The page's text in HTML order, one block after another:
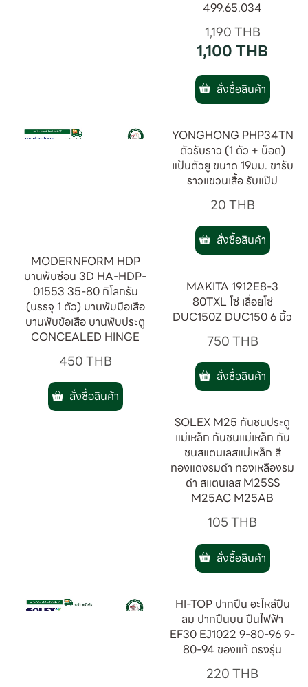
499.65.034
1,190THB
1,100THB
สั่งซื้อสินค้า
MODERNFORM HDP
บานพับซ่อน 3D HA-HDP-
01553 35-80 กิโลกรัม
(บรรจุ 1 ตัว) บานพับมือเสือ
บานพับข้อเสือ บานพับประตู
CONCEALED HINGE
450THB
สั่งซื้อสินค้า
YONGHONG PHP34TN
ตัวรับราว (1 ตัว + น็อต)
แป้นตัวยู ขนาด 19มม. ขารับ
ราวแขวนเสื้อ รับแป๊ป
20THB
สั่งซื้อสินค้า
MAKITA 1912E8-3
80TXL โซ่ เลื่อยโซ่
DUC150Z DUC150 6 นิ้ว
750THB
สั่งซื้อสินค้า
SOLEX M25 กันชนประตู
แม่เหล็ก กันชนแม่เหล็ก กัน
ชนสแตนเลสแม่เหล็ก สี
ทองแดงรมดำ ทองเหลืองรม
ดำ สแตนเลส M25SS
M25AC M25AB
105THB
สั่งซื้อสินค้า
HI-TOP ปากปืน อะไหล่ปืน
ลม ปากปืนบน ปืนไฟฟ้า
EF30 EJ1022 9-80-96 9-
80-94 ของแท้ ตรงรุ่น
220THB